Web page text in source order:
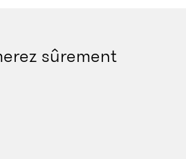
Kaaba.sûrement